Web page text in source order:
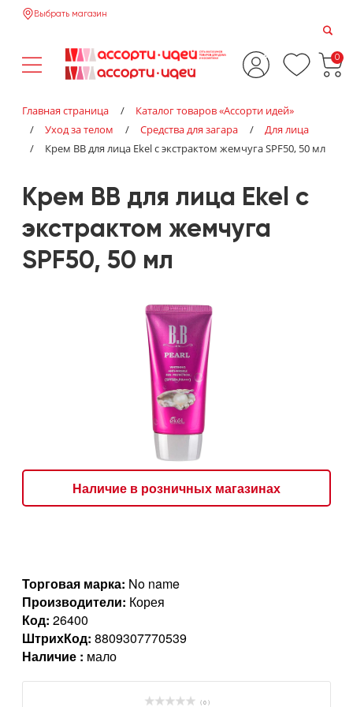
Выбрать магазин
0
Главная страница /
Каталог товаров «‎Ассорти идей»‎
/
Уход за телом / Средства для загара /
Для лица
/
Крем BB для лица Ekel с экстрактом жемчуга SPF50, 50 мл
Крем BB для лица Ekel с
экстрактом жемчуга
SPF50, 50 мл
Наличие в розничных магазинах
Торговая марка: No name
Производители: Корея
Код: 26400
ШтрихКод: 8809307770539
Наличие : мало
( 0 )